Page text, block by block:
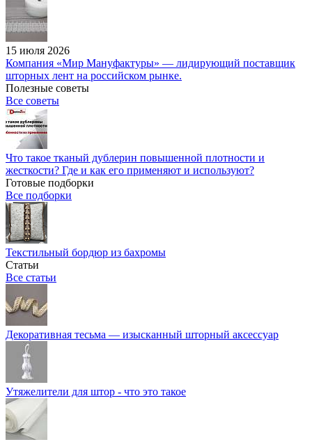
15 июля 2026
Компания «Мир Мануфактуры» — лидирующий поставщик
шторных лент на российском рынке.
Полезные советы
Все советы
Что такое тканый дублерин повышенной плотности и
жесткости? Где и как его применяют и используют?
Готовые подборки
Все подборки
Текстильный бордюр из бахромы
Статьи
Все статьи
Декоративная тесьма — изысканный шторный аксессуар
Утяжелители для штор - что это такое